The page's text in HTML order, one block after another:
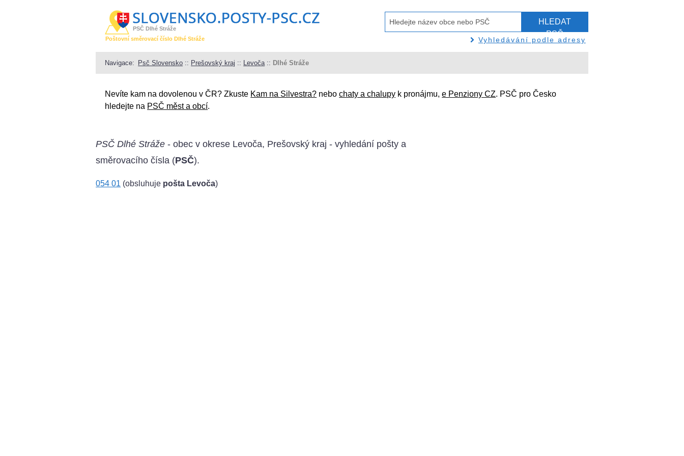
PSČ Dlhé Stráže
Poštovní směrovací číslo Dlhé Stráže
HLEDAT
PSČ
Vyhledávání podle adresy
Navigace: Psč Slovensko :: Prešovský kraj :: Levoča :: Dlhé Stráže
Nevíte kam na dovolenou v ČR? Zkuste Kam na Silvestra? nebochaty a chalupy k pronájmu,e Penziony CZ. PSČ pro Česko
hledejte na PSČ měst a obcí.
PSČ Dlhé Stráže - obec v okrese Levoča, Prešovský kraj - vyhledání pošty a
směrovacího čísla (PSČ).
054 01 (obsluhuje pošta Levoča)